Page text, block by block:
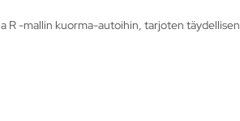
R -mallin kuorma-autoihin, tarjoten